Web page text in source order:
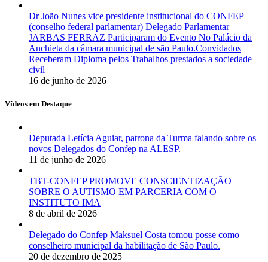
Dr João Nunes vice presidente institucional do CONFEP
(conselho federal parlamentar) Delegado Parlamentar
JARBAS FERRAZ Participaram do Evento No Palácio da
Anchieta da câmara municipal de são Paulo.Convidados
Receberam Diploma pelos Trabalhos prestados a sociedade
civil
16 de junho de 2026
Vídeos em Destaque
Deputada Letícia Aguiar, patrona da Turma falando sobre os
novos Delegados do Confep na ALESP.
11 de junho de 2026
TBT-CONFEP PROMOVE CONSCIENTIZAÇÃO
SOBRE O AUTISMO EM PARCERIA COM O
INSTITUTO IMA
8 de abril de 2026
Delegado do Confep Maksuel Costa tomou posse como
conselheiro municipal da habilitação de São Paulo.
20 de dezembro de 2025